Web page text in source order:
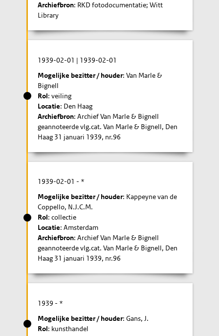
Archiefbron: RKD fotodocumentatie; Witt
Library
1939-02-01 | 1939-02-01
Mogelijke bezitter / houder: Van Marle &
Bignell
Rol: veiling
Locatie: Den Haag
Archiefbron: Archief Van Marle & Bignell
geannoteerde vlg.cat. Van Marle & Bignell, Den
Haag 31 januari 1939, nr.96
1939-02-01 - *
Mogelijke bezitter / houder: Kappeyne van de
Coppello, N.J.C.M.
Rol: collectie
Locatie: Amsterdam
Archiefbron: Archief Van Marle & Bignell
geannoteerde vlg.cat. Van Marle & Bignell, Den
Haag 31 januari 1939, nr.96
1939 - *
Mogelijke bezitter / houder: Gans, J.
Rol: kunsthandel